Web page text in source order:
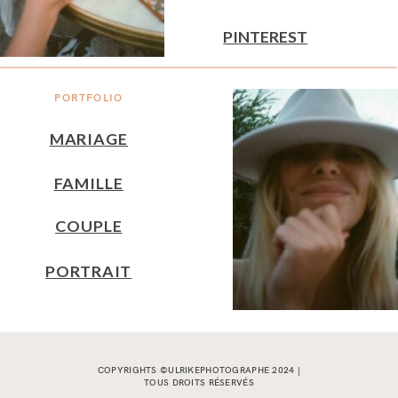
PORTFOLIO
MARIAGE
FAMILLE
PINTEREST
COUPLE
PORTRAIT
COPYRIGHTS ©ULRIKEPHOTOGRAPHE 2024 |
TOUS DROITS RÉSERVÉS